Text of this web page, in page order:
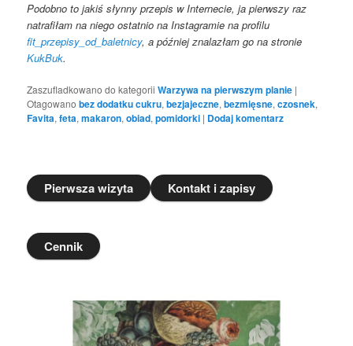
Podobno to jakiś słynny przepis w Internecie, ja pierwszy raz
natrafiłam na niego ostatnio na Instagramie na profilu
fit_przepisy_od_baletnicy, a później znalazłam go na stronie
KukBuk.
Zaszufladkowano do kategorii Warzywa na pierwszym planie |
Otagowano bez dodatku cukru,bezjajeczne,bezmięsne,czosnek,
Favita,feta,makaron,obiad,pomidorki | Dodaj komentarz
Pierwsza wizyta Kontakt i zapisy
Cennik